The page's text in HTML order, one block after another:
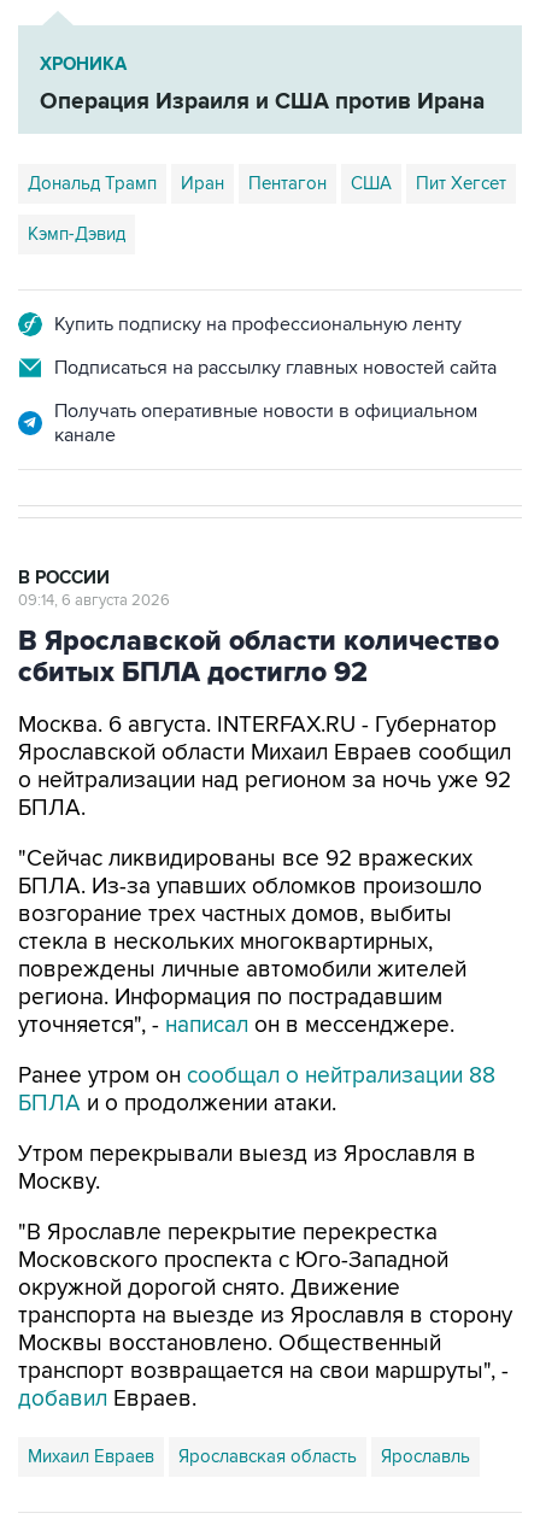
ХРОНИКА
Операция Израиля и США против Ирана
Дональд Трамп Иран Пентагон США Пит Хегсет
Кэмп-Дэвид
Купить подписку на профессиональную ленту
Подписаться на рассылку главных новостей сайта
Получать оперативные новости в официальном
канале
В РОССИИ
09:14, 6 августа 2026
В Ярославской области количество
сбитых БПЛА достигло 92
Москва. 6 августа. INTERFAX.RU - Губернатор
Ярославской области Михаил Евраев сообщил
о нейтрализации над регионом за ночь уже 92
БПЛА.
"Сейчас ликвидированы все 92 вражеских
БПЛА. Из-за упавших обломков произошло
возгорание трех частных домов, выбиты
стекла в нескольких многоквартирных,
повреждены личные автомобили жителей
региона. Информация по пострадавшим
уточняется", - написал он в мессенджере.
Ранее утром он сообщал о нейтрализации 88
БПЛА и о продолжении атаки.
Утром перекрывали выезд из Ярославля в
Москву.
"В Ярославле перекрытие перекрестка
Московского проспекта с Юго-Западной
окружной дорогой снято. Движение
транспорта на выезде из Ярославля в сторону
Москвы восстановлено. Общественный
транспорт возвращается на свои маршруты", -
добавил Евраев.
Михаил Евраев Ярославская область Ярославль